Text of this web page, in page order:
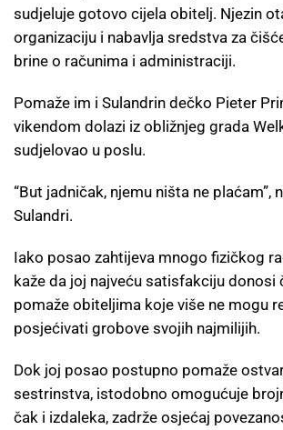
sudjeluje gotovo cijela obitelj. Njezin
organizaciju i nabavlja sredstva za
brine o računima i administraciji.
Pomaže im i Sulandrin dečko Pieter
vikendom dolazi iz obližnjeg grada
sudjelovao u poslu.
“But jadničak, njemu ništa ne plaćam”,
Sulandri.
Iako posao zahtijeva mnogo fizičkog
kaže da joj najveću satisfakciju donosi
pomaže obiteljima koje više ne mogu
posjećivati grobove svojih najmilijih.
Dok joj posao postupno pomaže
sestrinstva, istodobno omogućuje
čak i izdaleka, zadrže osjećaj